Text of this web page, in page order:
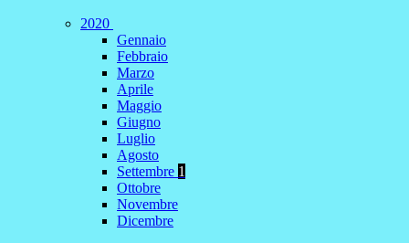
2020
Gennaio
Febbraio
Marzo
Aprile
Maggio
Giugno
Luglio
Agosto
Settembre 1
Ottobre
Novembre
Dicembre